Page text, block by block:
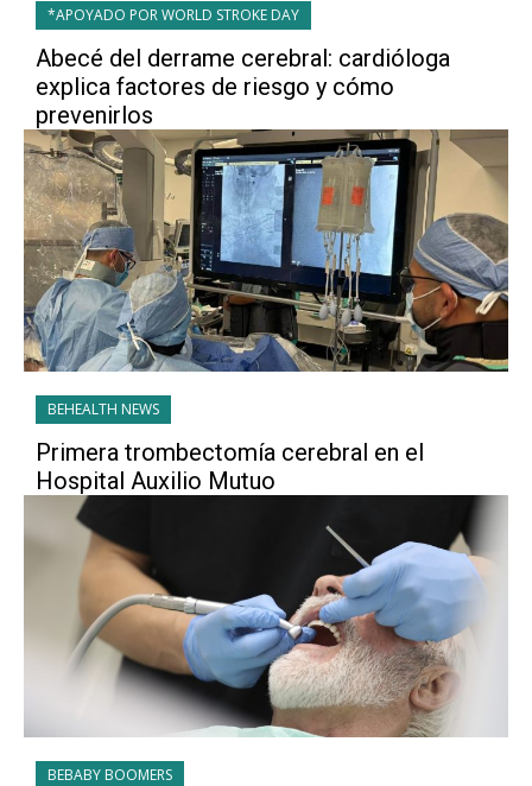
*APOYADO POR WORLD STROKE DAY
Abecé del derrame cerebral: cardióloga
explica factores de riesgo y cómo
prevenirlos
BEHEALTH NEWS
Primera trombectomía cerebral en el
Hospital Auxilio Mutuo
BEBABY BOOMERS